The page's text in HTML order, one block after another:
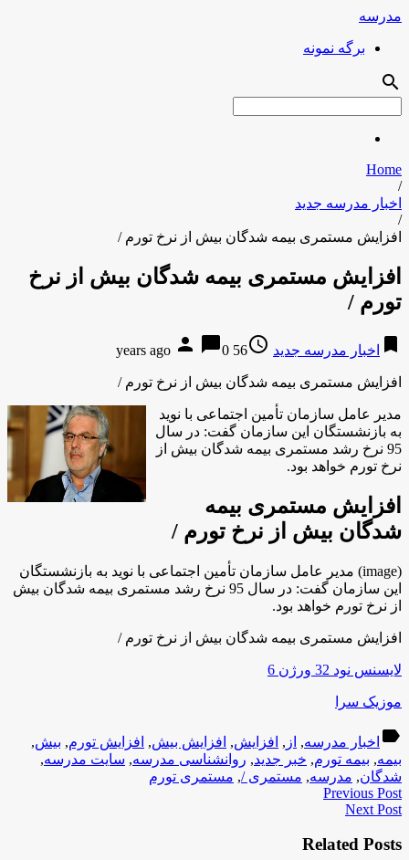
مدرسه
برگه نمونه
search
Home
/
اخبار مدرسه جدید
/
افزایش مستمری بیمه شدگان بیش از نرخ تورم /
افزایش مستمری بیمه شدگان بیش از نرخ
تورم /
bookmark اخبار مدرسه جدید access_time
56 years ago
person chat_bubble0
افزایش مستمری بیمه شدگان بیش از نرخ تورم /
مدیر عامل سازمان تأمین اجتماعی با نوید
به بازنشستگان این سازمان گفت: در سال
95 نرخ رشد مستمری بیمه شدگان بیش از
نرخ تورم خواهد بود.
افزایش مستمری بیمه
شدگان بیش از نرخ تورم /
(image)
مدیر عامل سازمان تأمین اجتماعی با نوید به بازنشستگان
این سازمان گفت: در سال 95 نرخ رشد مستمری بیمه شدگان بیش
از نرخ تورم خواهد بود.
افزایش مستمری بیمه شدگان بیش از نرخ تورم /
لایسنس نود 32 ورژن 6
موزیک سرا
label اخبار مدرسه, از , افزایش, افزایش بیش, افزایش تورم, بیش,
بیمه, بیمه تورم, خبر جدید, روانشناسی مدرسه, سایت مدرسه,
شدگان, مدرسه, مستمری /, مستمری تورم
Previous Post
Next Post
Related Posts